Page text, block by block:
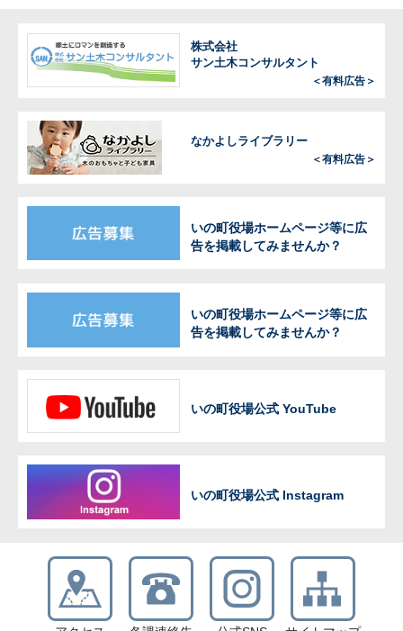
株式会社
サン土木コンサルタント
＜有料広告＞
なかよしライブラリー
＜有料広告＞
いの町役場ホームページ等に広
告を掲載してみませんか？
いの町役場ホームページ等に広
告を掲載してみませんか？
いの町役場公式 YouTube
いの町役場公式 Instagram